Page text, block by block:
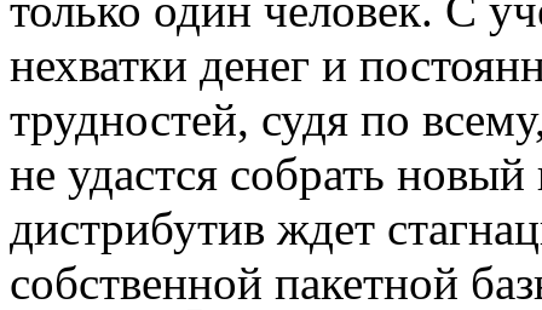
нехватки денег и
трудностей, судя по
не удастся собрать
дистрибутив ждет
собственной пакетной